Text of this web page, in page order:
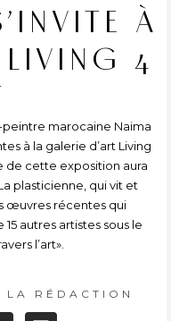
À
4
peintre marocaine Naima
à la galerie d’art Living
de cette exposition aura
plasticienne, qui vit et
œuvres récentes qui
autres artistes sous le
l’art».
LA RÉDACTION